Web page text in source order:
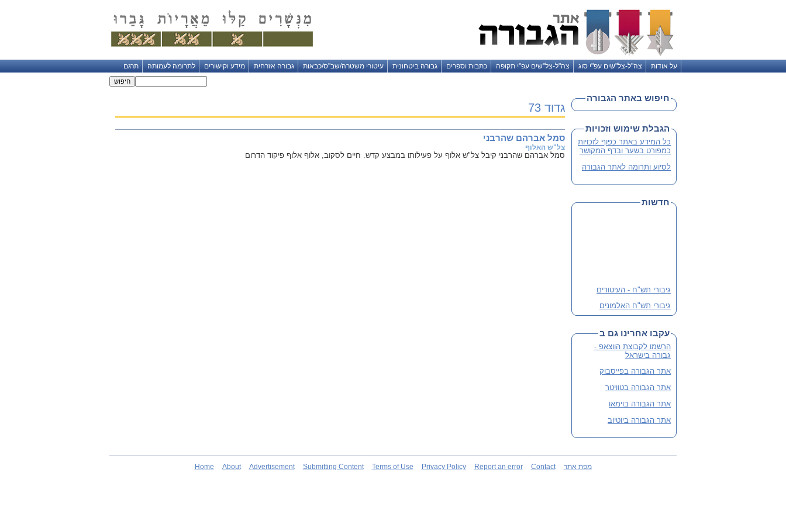
על אודות צה"ל-צל"שים עפ"י סוג צה"ל-צל"שים עפ"י תקופה כתבות וספרים גבורה ביטחונית עיטורי משטרה/שב"ס/כבאות גבורה אזרחית מידע וקישורים לתרומה לעמותה תרגם
גדוד 73
סמל אברהם שהרבני
צל"ש האלוף
סמל אברהם שהרבני קיבל צל"ש אלוף על פעילותו במבצע קדש. חיים לסקוב, אלוף אלוף פיקוד הדרום
חיפוש באתר הגבורה
הגבלת שימוש וזכויות
כל המידע באתר כפוף לזכויות
כמפורט בשער ובדף המקושר
לסיוע ותרומה לאתר הגבורה
חדשות
גיבורי תש"ח - העיטורים
גיבורי תש"ח האלמונים
מורחבת
שתי מהדורות קודמות אזלו
והנוכחית מורחבת
לסיוע ותרומה
עקבו אחרינו גם ב
הרשמו לקבוצת הווצאפ -
גבורה בישראל
אתר הגבורה בפייסבוק
אתר הגבורה בטוויטר
אתר הגבורה בוימאו
אתר הגבורה ביוטיוב
Home About Advertisement Submitting Content Terms of Use Privacy Policy Report an error Contact מפת אתר